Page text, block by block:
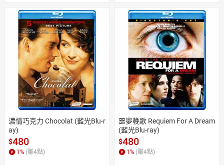
濃情巧克力 Chocolat (藍光Blu-r
ay)
$480
1 % (賺4點)
噩夢輓歌 Requiem For A Dream
(藍光Blu-ray)
$480
1 % (賺4點)